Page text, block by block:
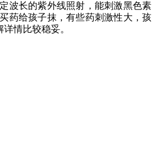
波长的紫外线照射，能刺激黑色素
药给孩子抹，有些药刺激性大，孩
情比较稳妥。